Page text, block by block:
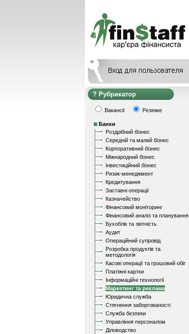
Рубрикатор
Вакансії Резюме
Банки
Роздрібний бізнес
Середній та малий бізнес
Корпоративний бізнес
Міжнародний бізнес
Інвестиційний бізнес
Ризик-менеджмент
Кредитування
Заставні операції
Казначейство
Фінансовий моніторинг
Фінансовий аналіз та планування
Бухоблік та звітність
Аудит
Операційний супровід
Розробка продуктів та
методологія
Касові операції та грошовий обіг
Платіжні картки
Інформаційні технології
Маркетинг та реклама
Юридична служба
Стягнення заборгованості
Служба безпеки
Управління персоналом
Діловодство